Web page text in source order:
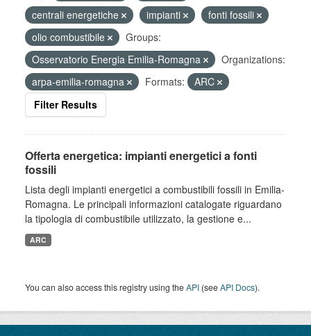
centrali energetiche
impianti
fonti fossili
olio combustibile
Groups:
Osservatorio Energia Emilia-Romagna
Organizations:
arpa-emilia-romagna
Formats:
ARC
Filter Results
Offerta energetica: impianti energetici a fonti
fossili
Lista degli impianti energetici a combustibili fossili in Emilia-
Romagna. Le principali informazioni catalogate riguardano
la tipologia di combustibile utilizzato, la gestione e...
ARC
You can also access this registry using theAPI (seeAPI Docs).